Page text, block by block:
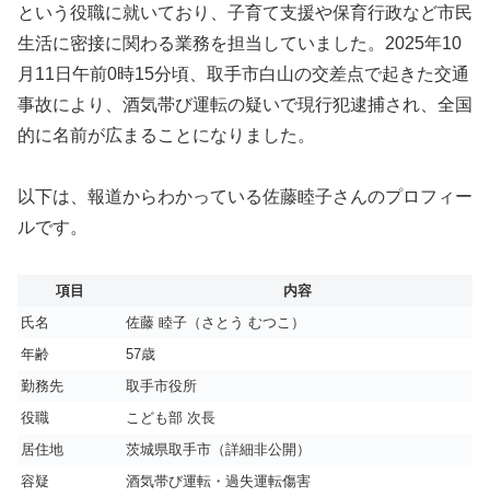
という役職に就いており、子育て支援や保育行政など市民
生活に密接に関わる業務を担当していました。2025年10
月11日午前0時15分頃、取手市白山の交差点で起きた交通
事故により、酒気帯び運転の疑いで現行犯逮捕され、全国
的に名前が広まることになりました。
以下は、報道からわかっている佐藤睦子さんのプロフィー
ルです。
項目
内容
氏名
佐藤 睦子（さとう むつこ）
年齢
57歳
勤務先
取手市役所
役職
こども部 次長
居住地
茨城県取手市（詳細非公開）
容疑
酒気帯び運転・過失運転傷害